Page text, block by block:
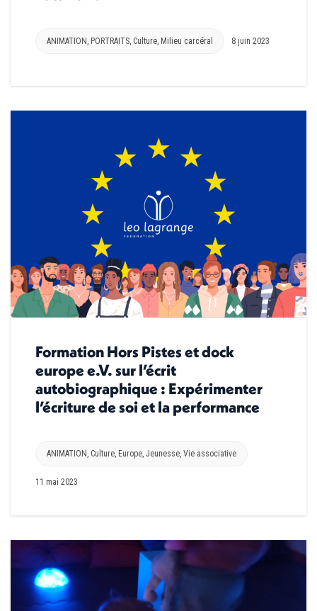
ANIMATION PORTRAITS Culture Milieu carcéral 8 juin 2023
Formation Hors Pistes et dock
europe e.V. sur l’écrit
autobiographique : Expérimenter
l’écriture de soi et la performance
ANIMATION , Culture, Europe, Jeunesse, Vie associative
11 mai 2023